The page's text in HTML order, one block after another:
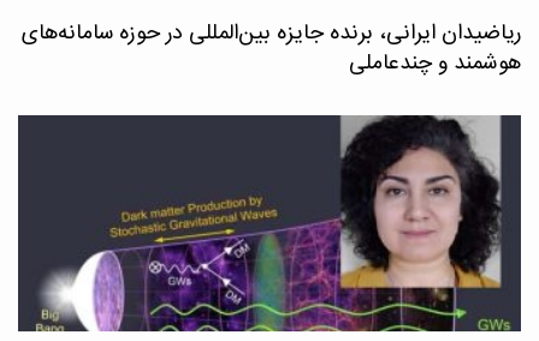
ریاضیدان ایرانی، برنده جایزه بین‌المللی در حوزه سامانه‌های
هوشمند و چندعاملی